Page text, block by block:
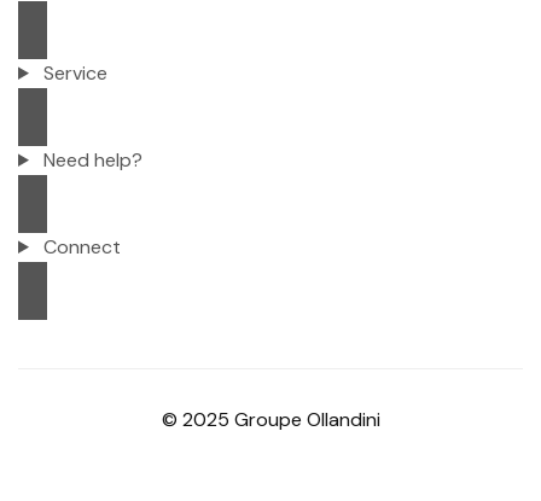
Service
Need help?
Connect
© 2025 Groupe Ollandini